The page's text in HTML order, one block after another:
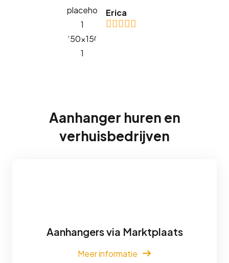
Erica
Aanhanger huren en
verhuisbedrijven
Aanhangers via Marktplaats
Meer informatie